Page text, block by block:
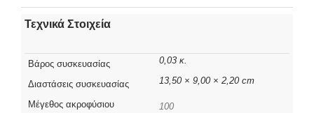
Τεχνικά Στοιχεία
Βάρος συσκευασίας 0,03 κ.
Διαστάσεις συσκευασίας 13,50 × 9,00 × 2,20 cm
Μέγεθος ακροφύσιου 100